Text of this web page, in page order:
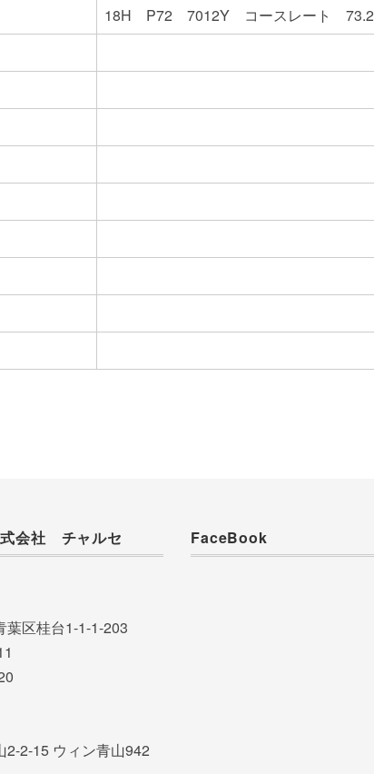
18H P72 7012Y コースレート 73.2
式会社 チャルセ
葉区桂台1-1-1-203
2-2-15 ウィン青山942
FaceBook